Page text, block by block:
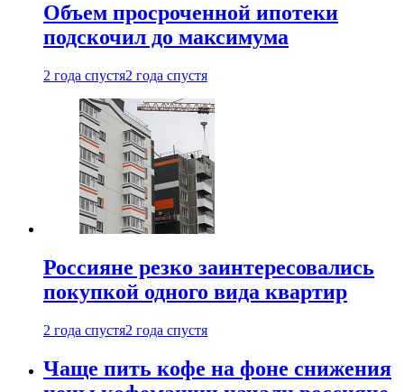
Объем просроченной ипотеки
подскочил до максимума
2 года спустя2 года спустя
Россияне резко заинтересовались
покупкой одного вида квартир
2 года спустя2 года спустя
Чаще пить кофе на фоне снижения